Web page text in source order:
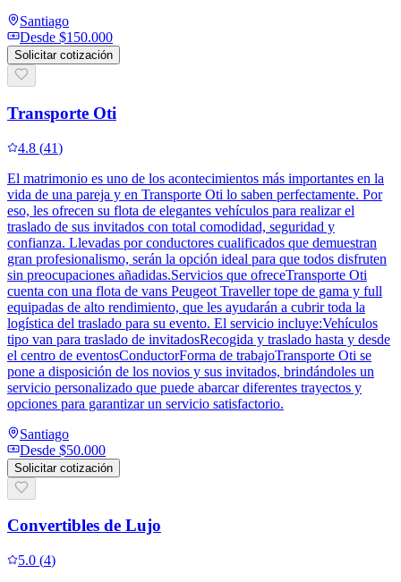
Santiago
Desde $150.000
Solicitar cotización
Transporte Oti
4.8 (41)
El matrimonio es uno de los acontecimientos más importantes en la
vida de una pareja y en Transporte Oti lo saben perfectamente. Por
eso, les ofrecen su flota de elegantes vehículos para realizar el
traslado de sus invitados con total comodidad, seguridad y
confianza. Llevadas por conductores cualificados que demuestran
gran profesionalismo, serán la opción ideal para que todos disfruten
sin preocupaciones añadidas.Servicios que ofreceTransporte Oti
cuenta con una flota de vans Peugeot Traveller tope de gama y full
equipadas de alto rendimiento, que les ayudarán a cubrir toda la
logística del traslado para su evento. El servicio incluye:Vehículos
tipo van para traslado de invitadosRecogida y traslado hasta y desde
el centro de eventosConductorForma de trabajoTransporte Oti se
pone a disposición de los novios y sus invitados, brindándoles un
servicio personalizado que puede abarcar diferentes trayectos y
opciones para garantizar un servicio satisfactorio.
Santiago
Desde $50.000
Solicitar cotización
Convertibles de Lujo
5.0 (4)